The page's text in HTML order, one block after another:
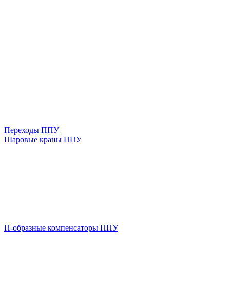
Переходы ППУ
Шаровые краны ППУ
П-образные компенсаторы ППУ